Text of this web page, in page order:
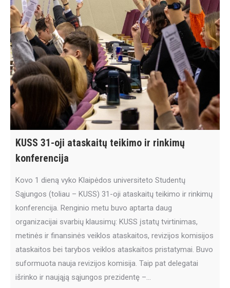
KUSS 31-oji ataskaitų teikimo ir rinkimų
konferencija
Kovo 1 dieną vyko Klaipėdos universiteto Studentų
Sąjungos (toliau – KUSS) 31-oji ataskaitų teikimo ir rinkimų
konferencija. Renginio metu buvo aptarta daug
organizacijai svarbių klausimų: KUSS įstatų tvirtinimas,
metinės ir finansinės veiklos ataskaitos, revizijos komisijos
ataskaitos bei tarybos veiklos ataskaitos pristatymai. Buvo
suformuota nauja revizijos komisija. Taip pat delegatai
išrinko ir naująją sąjungos prezidentę –…